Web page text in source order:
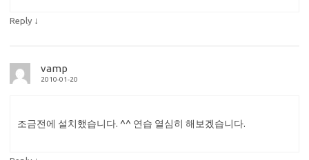
Reply ↓
vamp
2010-01-20
조금전에 설치했습니다. ^^ 연습 열심히 해보겠습니다.